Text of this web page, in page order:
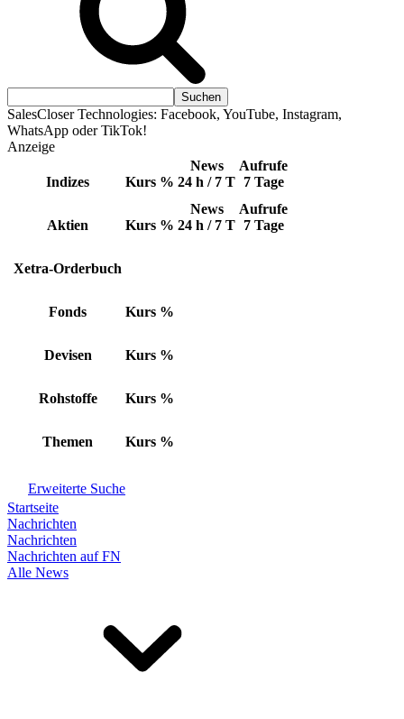
SalesCloser Technologies: Facebook, YouTube, Instagram,
WhatsApp oder TikTok!
Anzeige
Indizes Kurs %
News
24 h / 7 T
Aufrufe
7 Tage
Aktien Kurs %
News
24 h / 7 T
Aufrufe
7 Tage
Xetra-Orderbuch
Fonds Kurs %
Devisen Kurs %
Rohstoffe Kurs %
Themen Kurs %
Erweiterte Suche
Startseite
Nachrichten
Nachrichten
Nachrichten auf FN
Alle News